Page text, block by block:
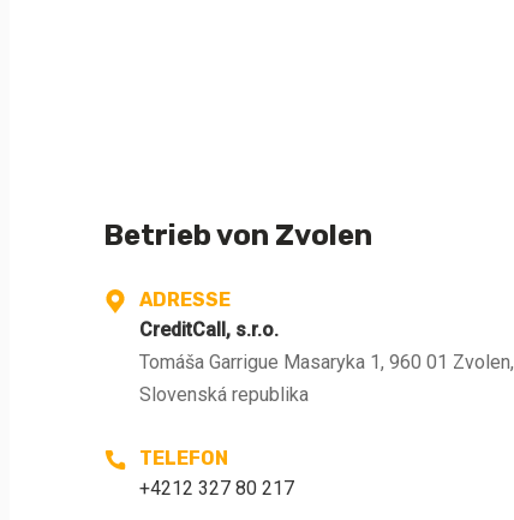
Betrieb von Zvolen
ADRESSE
CreditCall, s.r.o.
Tomáša Garrigue Masaryka 1, 960 01 Zvolen,
Slovenská republika
TELEFON
+4212 327 80 217